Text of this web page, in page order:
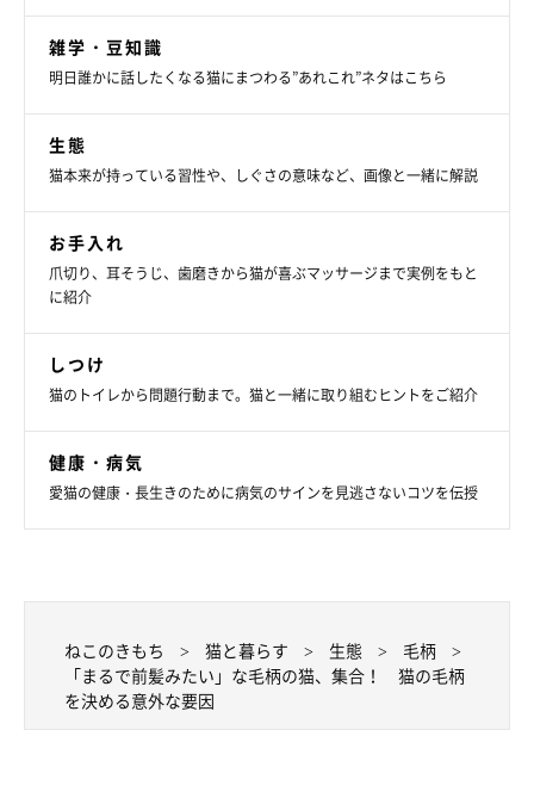
顔の毛柄が左右対称の猫が多い理由は？
雑学・豆知識
明日誰かに話したくなる猫にまつわる”あれこれ”ネタはこちら
生態
猫本来が持っている習性や、しぐさの意味など、画像と一緒に解説
お手入れ
爪切り、耳そうじ、歯磨きから猫が喜ぶマッサージまで実例をもと
に紹介
しつけ
猫のトイレから問題行動まで。猫と一緒に取り組むヒントをご紹介
健康・病気
愛猫の健康・長生きのために病気のサインを見逃さないコツを伝授
ねこのきもち 猫と暮らす 生態
毛柄
「まるで前髪みたい」な毛柄の猫、集合！ 猫の毛柄
を決める意外な要因